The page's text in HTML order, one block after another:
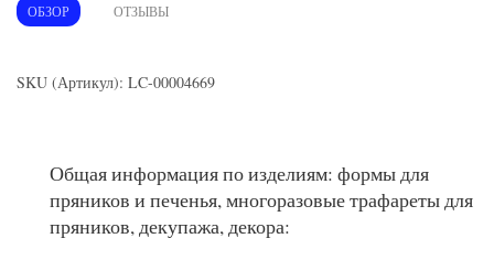
ОБЗОР ОТЗЫВЫ
SKU (Артикул): LC-00004669
Общая информация по изделиям: формы для
пряников и печенья, многоразовые трафареты для
пряников, декупажа, декора: